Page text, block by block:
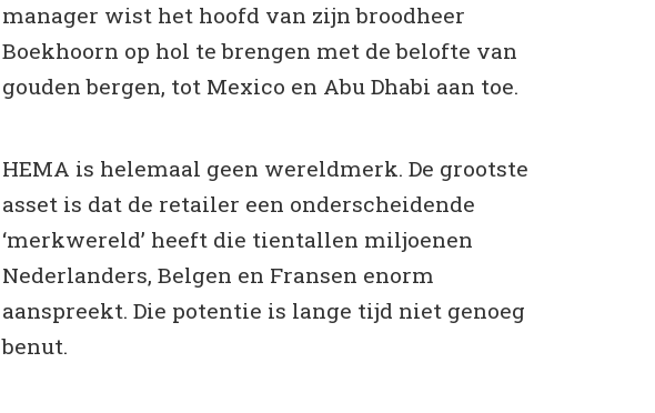
manager wist het hoofd van zijn broodheer
Boekhoorn op hol te brengen met de belofte van
gouden bergen, tot Mexico en Abu Dhabi aan toe.
HEMA is helemaal geen wereldmerk. De grootste
asset is dat de retailer een onderscheidende
‘merkwereld’ heeft die tientallen miljoenen
Nederlanders, Belgen en Fransen enorm
aanspreekt. Die potentie is lange tijd niet genoeg
benut.